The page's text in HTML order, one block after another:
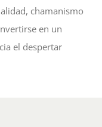
chamanismo
en un
el despertar